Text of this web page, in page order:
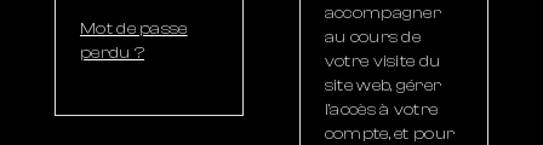
Mot de passe
perdu ?
accompagner
au cours de
votre visite du
site web, gérer
l’accès à votre
compte, et pour